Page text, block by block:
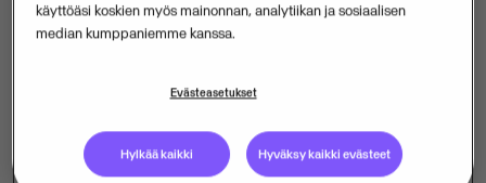
nousee markkinoinnin johtoon viestintäpäällikön ja
yhtiön PSA-tuotteiden markkinointipäällikön
käyttöäsi koskien myös mainonnan, analytiikan ja sosiaalisen
median kumppaniemme kanssa.
Evästeasetukset
Hylkää kaikki Hyväksy kaikki evästeet